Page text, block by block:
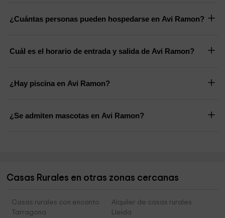
¿Cuántas personas pueden hospedarse en Avi Ramon?
Cuál es el horario de entrada y salida de Avi Ramon?
¿Hay piscina en Avi Ramon?
¿Se admiten mascotas en Avi Ramon?
Casas Rurales en otras zonas cercanas
Casas rurales con encanto
Tarragona
Alquiler de casas rurales
Lleida